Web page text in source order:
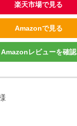
楽天市場で見る
Amazonで見る
Amazonレビューを確認